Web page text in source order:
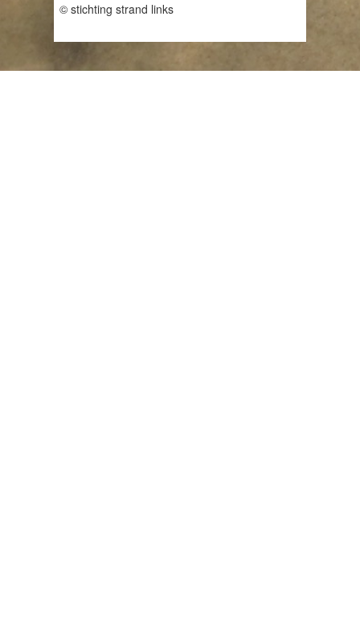
© stichting strand links